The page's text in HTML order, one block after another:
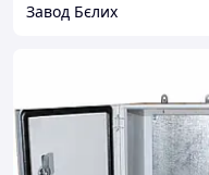
Завод Бєлих